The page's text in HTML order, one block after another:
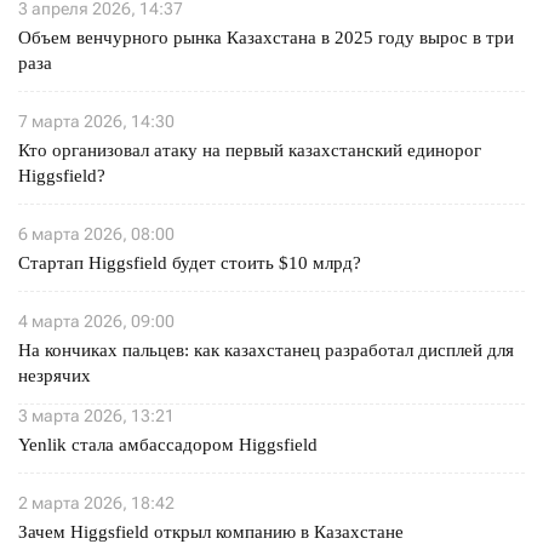
3 апреля 2026, 14:37
Объем венчурного рынка Казахстана в 2025 году вырос в три
раза
7 марта 2026, 14:30
Кто организовал атаку на первый казахстанский единорог
Higgsfield?
6 марта 2026, 08:00
Стартап Higgsfield будет стоить $10 млрд?
4 марта 2026, 09:00
На кончиках пальцев: как казахстанец разработал дисплей для
незрячих
3 марта 2026, 13:21
Yenlik стала амбассадором Higgsfield
2 марта 2026, 18:42
Зачем Higgsfield открыл компанию в Казахстане